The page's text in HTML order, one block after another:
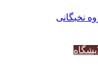
نخبگانی